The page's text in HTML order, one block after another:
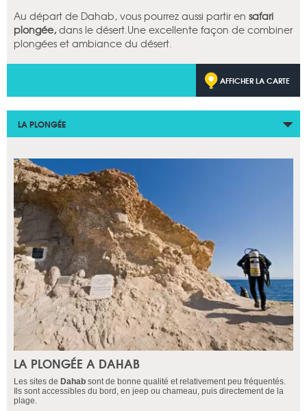
Au départ de Dahab, vous pourrez aussi partir en safari
plongée, dans le désert.Une excellente façon de combiner
plongées et ambiance du désert.
AFFICHER LA CARTE
LA PLONGÉE
LA PLONGÉE A DAHAB
Les sites de Dahab sont de bonne qualité et relativement peu fréquentés.
Ils sont accessibles du bord, en jeep ou chameau, puis directement de la
plage.